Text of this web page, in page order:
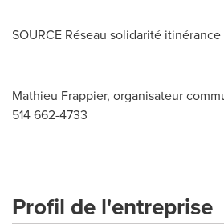
SOURCE Réseau solidarité
Mathieu Frappier, organisateur
514 662-4733
Profil de l'entreprise